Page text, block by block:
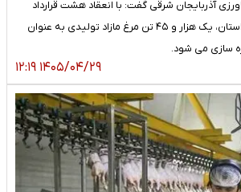
آذربایجان شرقی گفت: با انعقاد هشت قرارداد
برای مدیریت بازار مرغ استان، یک هزار و ۴۵ تن مرغ مازاد تولیدی به عنوان
سازی می شود.
۱۴۰۵/۰۴/۲۹ ۱۲:۱۹